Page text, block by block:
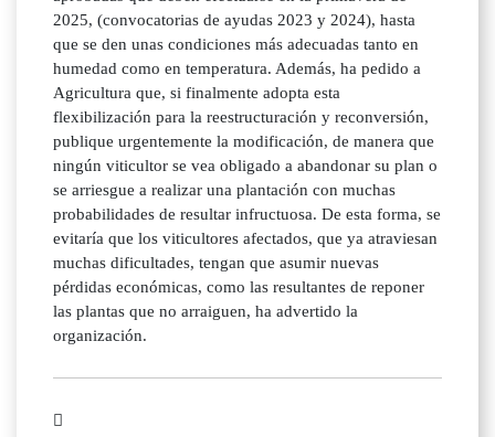
2025, (convocatorias de ayudas 2023 y 2024), hasta
que se den unas condiciones más adecuadas tanto en
humedad como en temperatura. Además, ha pedido a
Agricultura que, si finalmente adopta esta
flexibilización para la reestructuración y reconversión,
publique urgentemente la modificación, de manera que
ningún viticultor se vea obligado a abandonar su plan o
se arriesgue a realizar una plantación con muchas
probabilidades de resultar infructuosa. De esta forma, se
evitaría que los viticultores afectados, que ya atraviesan
muchas dificultades, tengan que asumir nuevas
pérdidas económicas, como las resultantes de reponer
las plantas que no arraiguen, ha advertido la
organización.